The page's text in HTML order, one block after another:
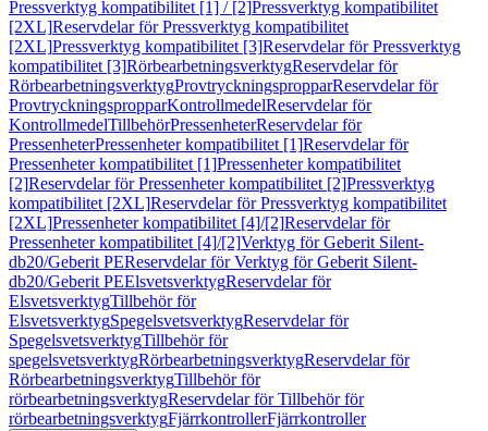
Pressverktyg kompatibilitet [1] / [2]Pressverktyg kompatibilitet
[2XL]Reservdelar för Pressverktyg kompatibilitet
[2XL]Pressverktyg kompatibilitet [3]Reservdelar för Pressverktyg
kompatibilitet [3]RörbearbetningsverktygReservdelar för
RörbearbetningsverktygProvtryckningspropparReservdelar för
ProvtryckningspropparKontrollmedelReservdelar för
KontrollmedelTillbehörPressenheterReservdelar för
PressenheterPressenheter kompatibilitet [1]Reservdelar för
Pressenheter kompatibilitet [1]Pressenheter kompatibilitet
[2]Reservdelar för Pressenheter kompatibilitet [2]Pressverktyg
kompatibilitet [2XL]Reservdelar för Pressverktyg kompatibilitet
[2XL]Pressenheter kompatibilitet [4]/[2]Reservdelar för
Pressenheter kompatibilitet [4]/[2]Verktyg för Geberit Silent-
db20/Geberit PEReservdelar för Verktyg för Geberit Silent-
db20/Geberit PEElsvetsverktygReservdelar för
ElsvetsverktygTillbehör för
ElsvetsverktygSpegelsvetsverktygReservdelar för
SpegelsvetsverktygTillbehör för
spegelsvetsverktygRörbearbetningsverktygReservdelar för
RörbearbetningsverktygTillbehör för
rörbearbetningsverktygReservdelar för Tillbehör för
rörbearbetningsverktygFjärrkontrollerFjärrkontroller